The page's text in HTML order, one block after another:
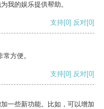
我的娱乐提供帮助。
支持[0] 反对[0]
方便。
支持[0] 反对[0]
一些新功能。比如，可以增加